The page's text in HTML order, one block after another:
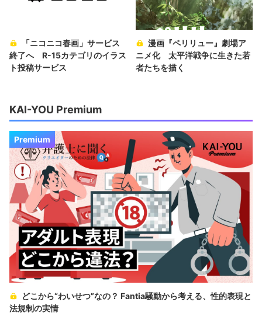
「ニコニコ春画」サービス
終了へ R-15カテゴリのイラス
ト投稿サービス
漫画『ペリリュー』劇場ア
ニメ化 太平洋戦争に生きた若
者たちを描く
KAI-YOU Premium
Premium
どこから“わいせつ”なの？ Fantia騒動から考える、性的表現と
法規制の実情